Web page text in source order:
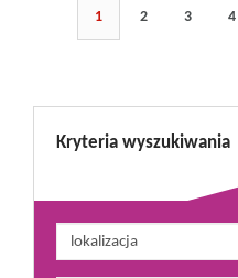
1 2 3 4
Kryteria wyszukiwania